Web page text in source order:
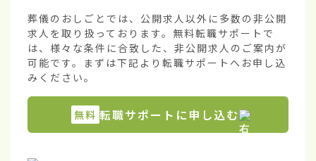
葬儀のおしごとでは、公開求人以外に多数の非公開
求人を取り扱っております。無料転職サポートで
は、様々な条件に合致した、非公開求人のご案内が
可能です。まずは下記より転職サポートへお申し込
みください。
無料 転職サポートに申し込む